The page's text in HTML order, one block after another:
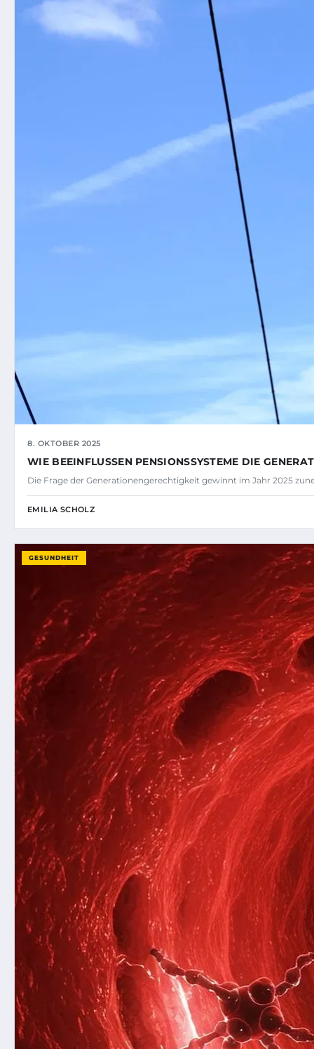
8. OKTOBER 2025
WIE BEEINFLUSSEN PENSIONSSYSTEME DIE
Die Frage der Generationengerechtigkeit gewinnt im Jahr 2025
EMILIA SCHOLZ
GESUNDHEIT